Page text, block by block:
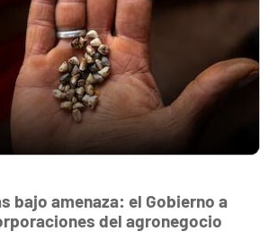
bajo amenaza: el Gobierno a
del agronegocio